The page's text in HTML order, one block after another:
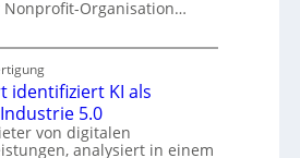
Nonprofit-Organisation…
identifiziert KI als
5.0
von digitalen
analysiert in einem